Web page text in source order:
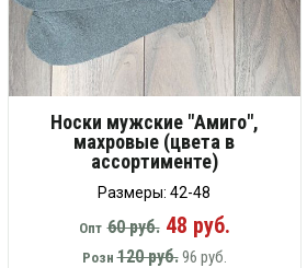
Носки мужские "Амиго",
махровые (цвета в
ассортименте)
Размеры: 42-48
Опт 60 руб.48 руб.
Розн 120 руб.96 руб.